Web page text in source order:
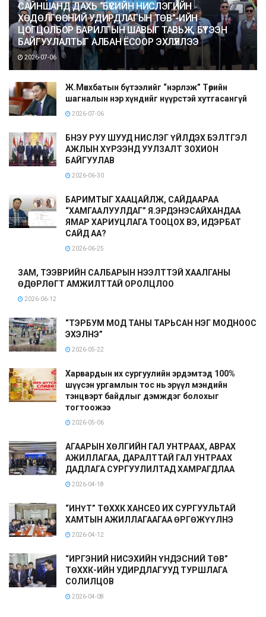
САЙНШАНД ДАХЬ “БҮСИЙН НИСЛЭГИЙН
ХӨДӨЛГӨӨНИЙ УДИРДЛАГЫН ТӨВ”-ИЙН
ЦОГЦОЛБОР БАРИЛГЫН ШАВЫГ ТАВЬЖ, БҮТЭЭН
БАЙГУУЛАЛТЫГ АЛБАН ЁСООР ЭХЛҮҮЛЛЭЭ
2026-07-06
Ж.Мөнхбатын бүтээлийг “нэрлэж” Төрийн
шагналын нэр хүндийг нүүрстэй хутгасангүй
2026-07-06
БНЭУ РУУ ШУУД НИСЛЭГ ҮЙЛДЭХ БЭЛТГЭЛ
АЖЛЫН ХҮРЭЭНД УУЛЗАЛТ ЗОХИОН
БАЙГУУЛАВ
2026-06-30
БАРИМТЫГ ХААЦАЙЛЖ, САЙДААРАА
“ХАМГААЛУУЛДАГ” Я.ЭРДЭНЭСАЙХАНДАА
ЯМАР ХАРИУЦЛАГА ТООЦОХ ВЭ, ИДЭРБАТ
САЙД АА?
2026-06-25
ЗАМ, ТЭЭВРИЙН САЛБАРЫН НЭЭЛТТЭЙ ХААЛГАНЫ
ӨДӨРЛӨГТ АМЖИЛТТАЙ ОРОЛЦЛОО
2026-06-12
“ТЭРБУМ МОД ТАНЫ ТАРЬСАН НЭГ МОДНООС
ЭХЭЛНЭ”
2026-05-22
Харвардын их сургуулийн эрдэмтэд 100%
шүүсэн ургамлын тос нь эрүүл мэндийн
тэнцвэрт байдлыг дэмждэг болохыг
тогтоожээ
2026-05-06
АГААРЫН ХӨЛГИЙН ГАЛ УНТРААХ, АВРАХ
АЖИЛЛАГАА, ДАРАЛТТАЙ ГАЛ УНТРААХ
ДАДЛАГА СУРГУУЛИЛТАД ХАМРАГДЛАА
2026-04-18
“ИНҮТ” ТӨХХК ХАНСЕО ИХ СУРГУУЛЬТАЙ
ХАМТЫН АЖИЛЛАГААГАА ӨРГӨЖҮҮЛНЭ
2026-04-12
“ИРГЭНИЙ НИСЭХИЙН ҮНДЭСНИЙ ТӨВ”
ТӨХХК-ИЙН УДИРДЛАГУУД ТУРШЛАГА
СОЛИЛЦОВ
2026-04-08